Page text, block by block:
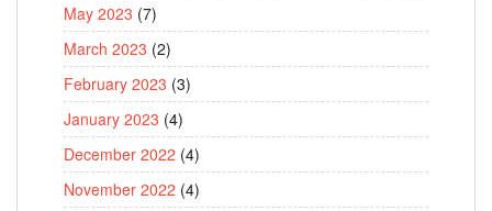
May 2023 (7)
March 2023 (2)
February 2023 (3)
January 2023 (4)
December 2022 (4)
November 2022 (4)